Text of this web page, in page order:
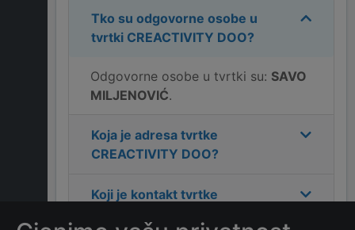
Tko su odgovorne osobe u
tvrtki CREACTIVITY DOO?
Odgovorne osobe u tvrtki su: SAVO
MILJENOVIĆ.
Koja je adresa tvrtke
CREACTIVITY DOO?
Koji je kontakt tvrtke